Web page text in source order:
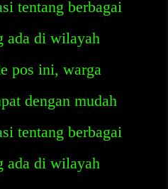
tentang berbagai
ada di wilayah
pos ini, warga
dengan mudah
tentang berbagai
ada di wilayah